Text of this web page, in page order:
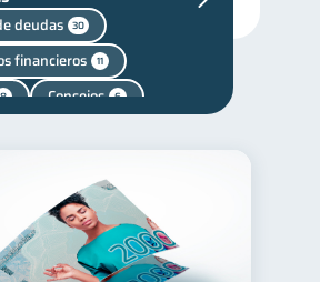
deudas 30
financieros 11
8 Consejos 6
en Pareja 1
personales 44
deudas 31